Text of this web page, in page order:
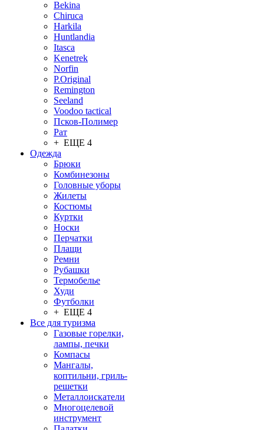
Bekina
Chiruсa
Harkila
Huntlandia
Itasca
Kenetrek
Norfin
P.Original
Remington
Seeland
Voodoo tactical
Псков-Полимер
Рат
+ ЕЩЕ 4
Одежда
Брюки
Комбинезоны
Головные уборы
Жилеты
Костюмы
Куртки
Носки
Перчатки
Плащи
Ремни
Рубашки
Термобелье
Худи
Футболки
+ ЕЩЕ 4
Все для туризма
Газовые горелки,
лампы, печки
Компасы
Мангалы,
коптильни, гриль-
решетки
Металлоискатели
Многоцелевой
инструмент